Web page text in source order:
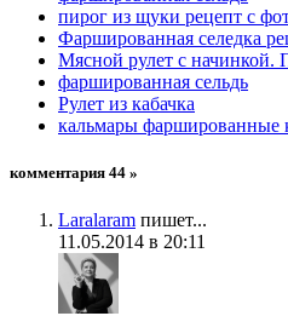
пирог из щуки рецепт с
Фаршированная селедка
Мясной рулет с начинкой.
фаршированная сельдь
Рулет из кабачка
кальмары фаршированные
комментария 44 »
Laralaram пишет...
11.05.2014 в 20:11